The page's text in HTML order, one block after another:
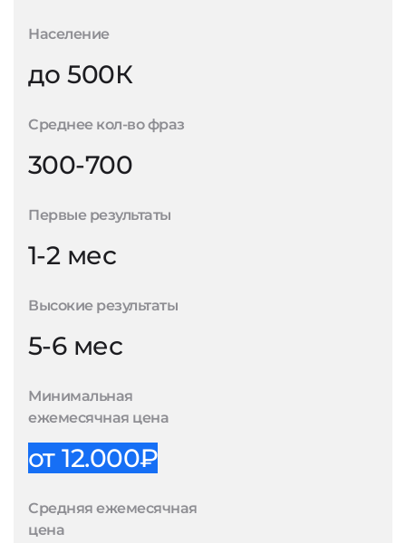
Население
до 500К
Среднее кол-во фраз
300-700
Первые результаты
1-2 мес
Высокие результаты
5-6 мес
Минимальная
ежемесячная цена
от 12.000₽
Средняя ежемесячная
цена